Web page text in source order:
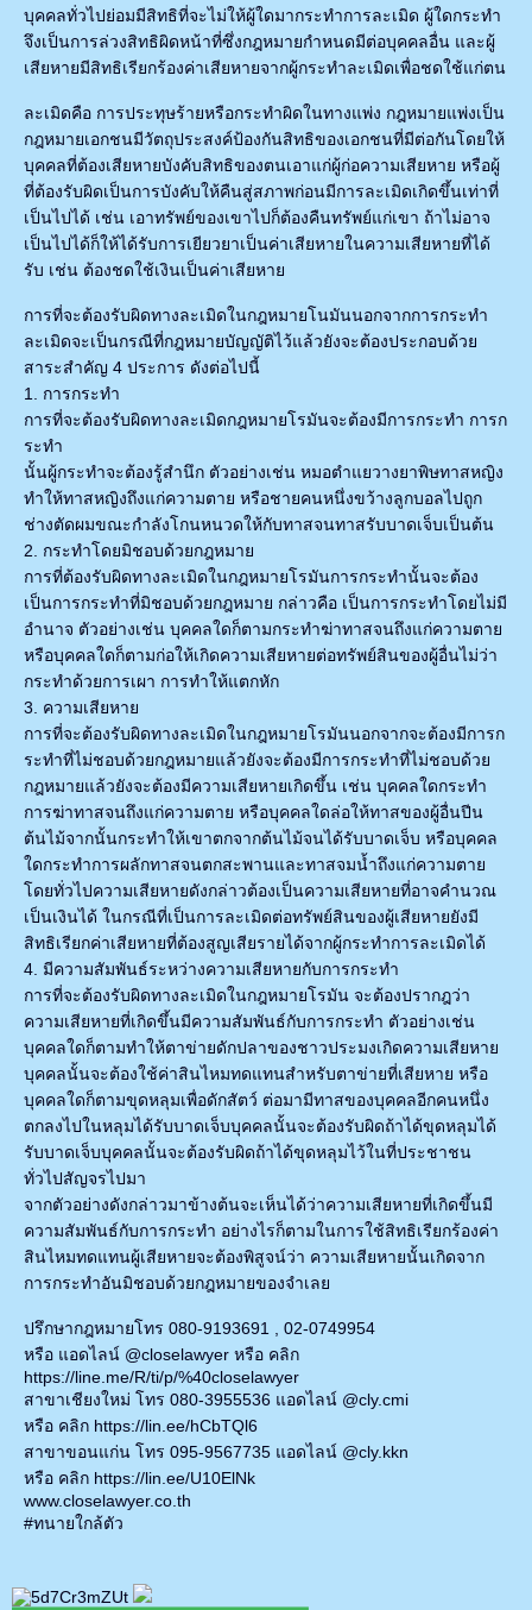
บุคคลทั่วไปย่อมมีสิทธิที่จะไม่ให้ผู้ใดมากระทำการละเมิด ผู้ใดกระทำ
จึงเป็นการล่วงสิทธิผิดหน้าที่ซึ่งกฎหมายกำหนดมีต่อบุคคลอื่น และผู้
เสียหายมีสิทธิเรียกร้องค่าเสียหายจากผู้กระทำละเมิดเพื่อชดใช้แก่ตน
ละเมิดคือ การประทุษร้ายหรือกระทำผิดในทางแพ่ง กฎหมายแพ่งเป็น
กฎหมายเอกชนมีวัตถุประสงค์ป้องกันสิทธิของเอกชนที่มีต่อกันโดยให้
บุคคลที่ต้องเสียหายบังคับสิทธิของตนเอาแก่ผู้ก่อความเสียหาย หรือผู้
ที่ต้องรับผิดเป็นการบังคับให้คืนสู่สภาพก่อนมีการละเมิดเกิดขึ้นเท่าที่
เป็นไปได้ เช่น เอาทรัพย์ของเขาไปก็ต้องคืนทรัพย์แก่เขา ถ้าไม่อาจ
เป็นไปได้ก็ให้ได้รับการเยียวยาเป็นค่าเสียหายในความเสียหายที่ได้
รับ เช่น ต้องชดใช้เงินเป็นค่าเสียหาย
การที่จะต้องรับผิดทางละเมิดในกฎหมายโนมันนอกจากการกระทำ
ละเมิดจะเป็นกรณีที่กฎหมายบัญญัติไว้แล้วยังจะต้องประกอบด้วย
สาระสำคัญ 4 ประการ ดังต่อไปนี้
1. การกระทำ
การที่จะต้องรับผิดทางละเมิดกฎหมายโรมันจะต้องมีการกระทำ การก
ระทำ
นั้นผู้กระทำจะต้องรู้สำนึก ตัวอย่างเช่น หมอตำแยวางยาพิษทาสหญิง
ทำให้ทาสหญิงถึงแก่ความตาย หรือชายคนหนึ่งขว้างลูกบอลไปถูก
ช่างตัดผมขณะกำลังโกนหนวดให้กับทาสจนทาสรับบาดเจ็บเป็นต้น
2. กระทำโดยมิชอบด้วยกฎหมาย
การที่ต้องรับผิดทางละเมิดในกฎหมายโรมันการกระทำนั้นจะต้อง
เป็นการกระทำที่มิชอบด้วยกฎหมาย กล่าวคือ เป็นการกระทำโดยไม่มี
อำนาจ ตัวอย่างเช่น บุคคลใดก็ตามกระทำฆ่าทาสจนถึงแก่ความตาย
หรือบุคคลใดก็ตามก่อให้เกิดความเสียหายต่อทรัพย์สินของผู้อื่นไม่ว่า
กระทำด้วยการเผา การทำให้แตกหัก
3. ความเสียหาย
การที่จะต้องรับผิดทางละเมิดในกฎหมายโรมันนอกจากจะต้องมีการก
ระทำที่ไม่ชอบด้วยกฎหมายแล้วยังจะต้องมีการกระทำที่ไม่ชอบด้วย
กฎหมายแล้วยังจะต้องมีความเสียหายเกิดขึ้น เช่น บุคคลใดกระทำ
การฆ่าทาสจนถึงแก่ความตาย หรือบุคคลใดล่อให้ทาสของผู้อื่นปีน
ต้นไม้จากนั้นกระทำให้เขาตกจากต้นไม้จนได้รับบาดเจ็บ หรือบุคคล
ใดกระทำการผลักทาสจนตกสะพานและทาสจมนํ้าถึงแก่ความตาย
โดยทั่วไปความเสียหายดังกล่าวต้องเป็นความเสียหายที่อาจคำนวณ
เป็นเงินได้ ในกรณีที่เป็นการละเมิดต่อทรัพย์สินของผู้เสียหายยังมี
สิทธิเรียกค่าเสียหายที่ต้องสูญเสียรายได้จากผู้กระทำการละเมิดได้
4. มีความสัมพันธ์ระหว่างความเสียหายกับการกระทำ
การที่จะต้องรับผิดทางละเมิดในกฎหมายโรมัน จะต้องปรากฎว่า
ความเสียหายที่เกิดขึ้นมีความสัมพันธ์กับการกระทำ ตัวอย่างเช่น
บุคคลใดก็ตามทำให้ตาข่ายดักปลาของชาวประมงเกิดความเสียหาย
บุคคลนั้นจะต้องใช้ค่าสินไหมทดแทนสำหรับตาข่ายที่เสียหาย หรือ
บุคคลใดก็ตามขุดหลุมเพื่อดักสัตว์ ต่อมามีทาสของบุคคลอีกคนหนึ่ง
ตกลงไปในหลุมได้รับบาดเจ็บบุคคลนั้นจะต้องรับผิดถ้าได้ขุดหลุมได้
รับบาดเจ็บบุคคลนั้นจะต้องรับผิดถ้าได้ขุดหลุมไว้ในที่ประชาชน
ทั่วไปสัญจรไปมา
จากตัวอย่างดังกล่าวมาข้างต้นจะเห็นได้ว่าความเสียหายที่เกิดขึ้นมี
ความสัมพันธ์กับการกระทำ อย่างไรก็ตามในการใช้สิทธิเรียกร้องค่า
สินไหมทดแทนผู้เสียหายจะต้องพิสูจน์ว่า ความเสียหายนั้นเกิดจาก
การกระทำอันมิชอบด้วยกฎหมายของจำเลย
ปรึกษากฎหมายโทร 080-9193691 , 02-0749954
หรือ แอดไลน์ @closelawyer หรือ คลิก
https://line.me/R/ti/p/%40closelawyer
สาขาเชียงใหม่ โทร 080-3955536 แอดไลน์ @cly.cmi
หรือ คลิก https://lin.ee/hCbTQl6
สาขาขอนแก่น โทร 095-9567735 แอดไลน์ @cly.kkn
หรือ คลิก https://lin.ee/U10ElNk
www.closelawyer.co.th
#ทนายใกล้ตัว